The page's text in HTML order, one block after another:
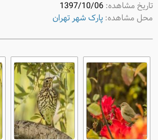
تاریخ مشاهده:1397/10/06
محل مشاهده:پارک شهر تهران